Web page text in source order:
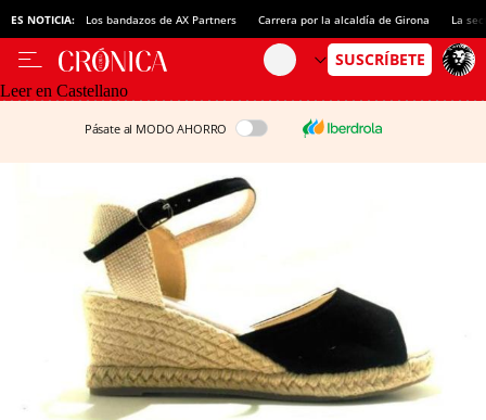
ES NOTICIA: Los bandazos de AX Partners Carrera por la alcaldía de Girona La
Leer en Castellano
Pásate al MODO AHORRO